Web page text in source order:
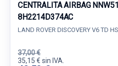
CENTRALITA AIRBAG
8H2214D374AC
LAND ROVER DISCOVERY V6 TD
37,00 €
35,15 € sin IVA.